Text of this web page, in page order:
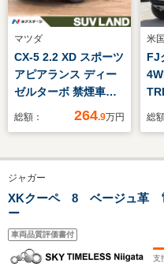
マツダ
CX-5 2.2 XD スポーツ
アピアランス ディー
ゼルターボ 禁煙車
ターボ ディーゼル
トブレーキサポート
レーダークルーズ 電
動リアゲート レザー
シート 全席シートヒ
ーター ドラレコ コ
ーナーセンサー
総額： 264.9万円
米
FJ
総
ジャガー
XKクーペ 8 ベージュ革
ー
車両品質評価書付
支